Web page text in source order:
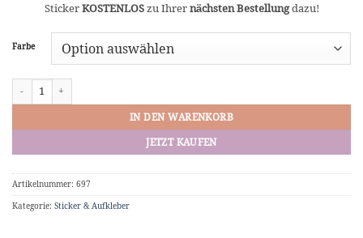
StickerKOSTENLOSzu Ihrernächsten Bestellungdazu!
Farbe
IN DEN WARENKORB
JETZT KAUFEN
Artikelnummer: 697
Kategorie: Sticker & Aufkleber